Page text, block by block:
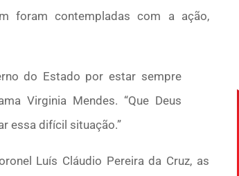
foram contempladas com a ação,
do Estado por estar sempre
Virginia Mendes. “Que Deus
essa difícil situação.”
Luís Cláudio Pereira da Cruz, as